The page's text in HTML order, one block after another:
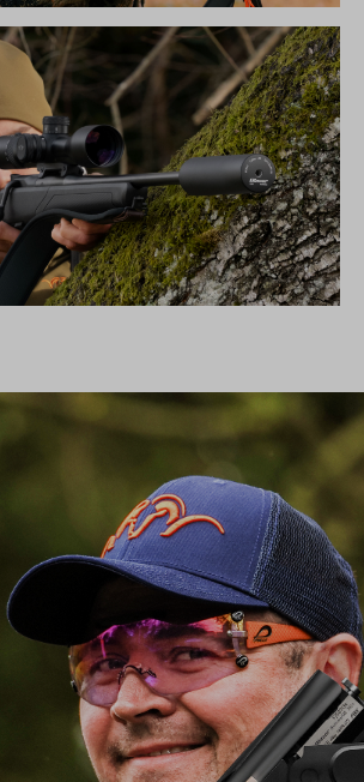
KOLLEKTION
Cup 2026 – eine exklusive Serie von
die an vier
in Deutschland ausgetragen wird. Der
aller Klassen die Möglichkeit, ihre
Wettkampf unter Beweis zu stellen.